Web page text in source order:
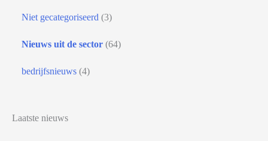
Niet gecategoriseerd (3)
Nieuws uit de sector (64)
bedrijfsnieuws (4)
Laatste nieuws